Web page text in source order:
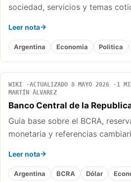
sociedad, servicios y temas
Leer nota
Argentina Economia Politica
WIKI ACTUALIZADO 8 MAYO 2026
1
MARTÍN ÁLVAREZ
Banco Central de la
Guia base sobre el BCRA,
monetaria y referencias
Leer nota
Argentina BCRA Dólar